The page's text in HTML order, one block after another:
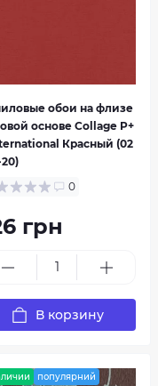
Spotlight 2
Times
обои на флизе
основе Collage P+
Красный (02
0
грн
В корзину
популярний